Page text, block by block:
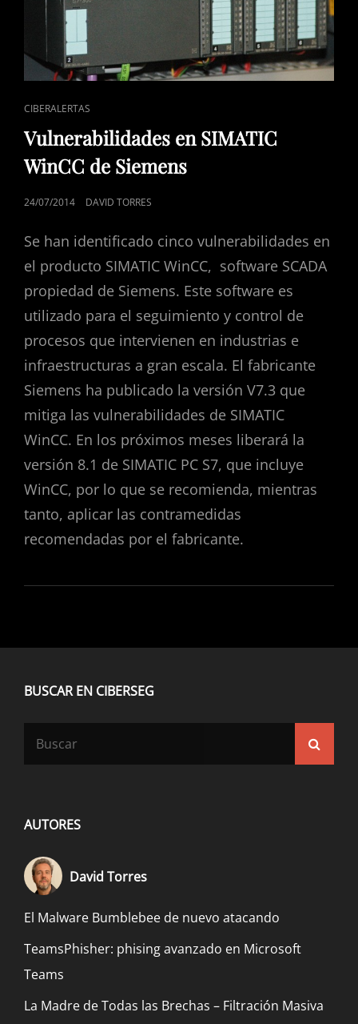
ENLACES
DE
CATEGORÍAS
CIBERALERTAS
Vulnerabilidades en SIMATIC
WinCC de Siemens
PUBLICADO
24/07/2014 DAVID TORRES
Se han identificado cinco vulnerabilidades en
el producto SIMATIC WinCC, software SCADA
propiedad de Siemens. Este software es
utilizado para el seguimiento y control de
procesos que intervienen en industrias e
infraestructuras a gran escala. El fabricante
Siemens ha publicado la versión V7.3 que
mitiga las vulnerabilidades de SIMATIC
WinCC. En los próximos meses liberará la
versión 8.1 de SIMATIC PC S7, que incluye
WinCC, por lo que se recomienda, mientras
tanto, aplicar las contramedidas
recomendadas por el fabricante.
BUSCAR EN CIBERSEG
AUTORES
David Torres
El Malware Bumblebee de nuevo atacando
TeamsPhisher: phising avanzado en Microsoft
Teams
La Madre de Todas las Brechas – Filtración Masiva